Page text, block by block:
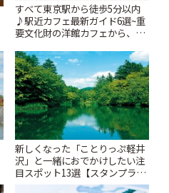
すべて東京駅から徒歩5分以内
♪駅近カフェ最新ガイド6選~重
要文化財の洋館カフェから、改
りっぷ
新しくなった「ことりっぷ軽井
沢」と一緒におでかけしたい注
目スポット13選【スタンプラリ
ー開催中】 | ことりっぷ